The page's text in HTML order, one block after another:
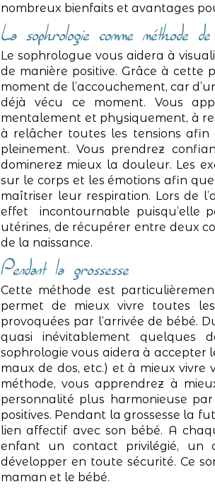
nombreux bienfaits et avantages
La sophrologie comme méthode
Le sophrologue vous aidera à
de manière positive. Grâce à cette
moment de l’accouchement, car
déjà vécu ce moment. Vous
mentalement et physiquement, à
à relâcher toutes les tensions afin
pleinement. Vous prendrez
dominerez mieux la douleur. Les
sur le corps et les émotions afin
maîtriser leur respiration. Lors de
effet incontournable puisqu’elle
utérines, de récupérer entre deux
de la naissance.
Pendant la grossesse
Cette méthode est
permet de mieux vivre toutes
provoquées par l’arrivée de bébé.
quasi inévitablement quelques
sophrologie vous aidera à accepter
maux de dos, etc.) et à mieux vivre
méthode, vous apprendrez à
personnalité plus harmonieuse
positives. Pendant la grossesse la
lien affectif avec son bébé. A
enfant un contact privilégié,
développer en toute sécurité. Ce
maman et le bébé.